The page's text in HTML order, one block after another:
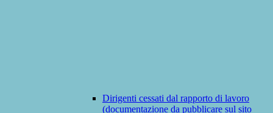
Dirigenti cessati dal rapporto di lavoro
(documentazione da pubblicare sul sito